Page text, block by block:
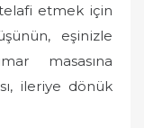
etmek için
eşinizle
masasına
ileriye dönük